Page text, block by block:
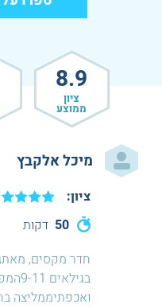
מיכל אלקבץ
50 דקות
ציון:
ואכפתיממליצה
8.9
ציון
ממוצע